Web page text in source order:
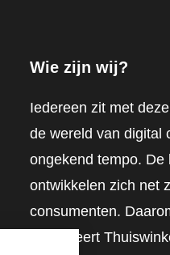
Wie zijn wij?
Iedereen zit met
de wereld van digital
ongekend tempo.
ontwikkelen zich net
consumenten.
mobiliseert